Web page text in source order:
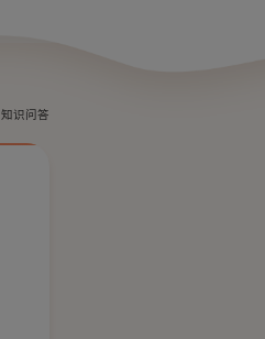
知识问答